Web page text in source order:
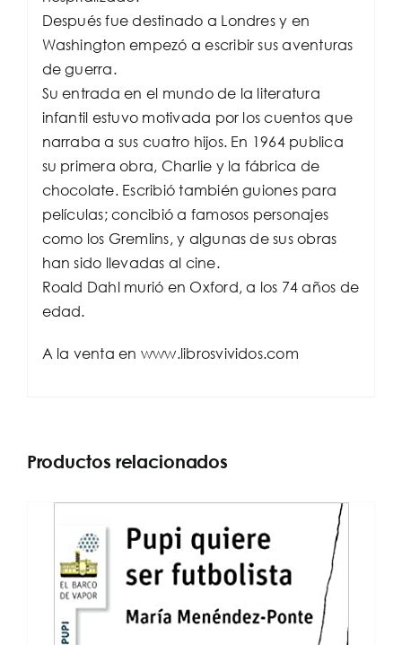
Después fue destinado a Londres y en
Washington empezó a escribir sus aventuras
de guerra.
Su entrada en el mundo de la literatura
infantil estuvo motivada por los cuentos que
narraba a sus cuatro hijos. En 1964 publica
su primera obra, Charlie y la fábrica de
chocolate. Escribió también guiones para
películas; concibió a famosos personajes
como los Gremlins, y algunas de sus obras
han sido llevadas al cine.
Roald Dahl murió en Oxford, a los 74 años de
edad.
A la venta en www.librosvividos.com
Productos relacionados